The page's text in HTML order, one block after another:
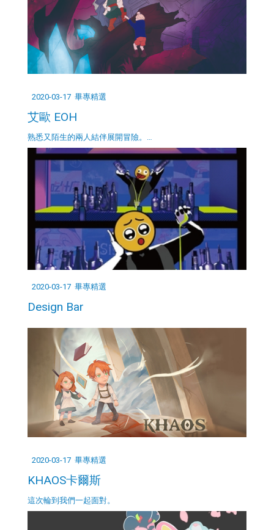
2020-03-17 畢專精選
艾歐 EOH
熟悉又陌生的兩人結伴展開冒險。…
2020-03-17 畢專精選
Design Bar
2020-03-17 畢專精選
KHAOS卡爾斯
這次輪到我們一起面對。